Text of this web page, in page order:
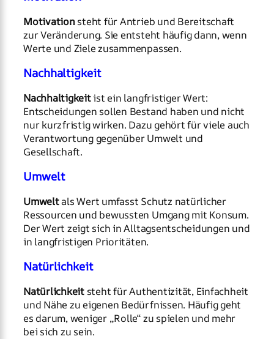
Motivationsteht für Antrieb und Bereitschaft
zur Veränderung. Sie entsteht häufig dann, wenn
Werte und Ziele zusammenpassen.
Nachhaltigkeit
Nachhaltigkeitist ein langfristiger Wert:
Entscheidungen sollen Bestand haben und nicht
nur kurzfristig wirken. Dazu gehört für viele auch
Verantwortung gegenüber Umwelt und
Gesellschaft.
Umwelt
Umweltals Wert umfasst Schutz natürlicher
Ressourcen und bewussten Umgang mit Konsum.
Der Wert zeigt sich in Alltagsentscheidungen und
in langfristigen Prioritäten.
Natürlichkeit
Natürlichkeitsteht für Authentizität, Einfachheit
und Nähe zu eigenen Bedürfnissen. Häufig geht
es darum, weniger „Rolle“ zu spielen und mehr
bei sich zu sein.